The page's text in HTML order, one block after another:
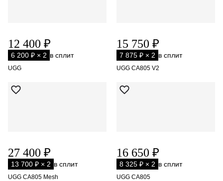
12 400 ₽
6 200 ₽ × 2 в сплит
UGG
15 750 ₽
7 875 ₽ × 2 в сплит
UGG CA805 V2
27 400 ₽
13 700 ₽ × 2 в сплит
UGG CA805 Mesh
16 650 ₽
8 325 ₽ × 2 в сплит
UGG CA805